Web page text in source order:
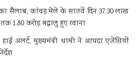
का सैलाब, कांवड़ मेले के सातवें दिन 37.30 लाख
1.80 करोड़ श्रद्धालु हुए रवाना
अलर्ट, मुख्यमंत्री धामी ने आपदा एजेंसियों